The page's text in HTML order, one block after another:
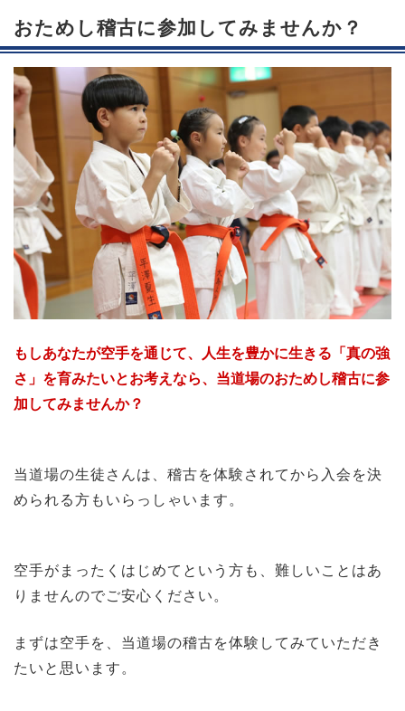
おためし稽古に参加してみませんか？
もしあなたが空手を通じて、人生を豊かに生きる「真の強
さ」を育みたいとお考えなら、当道場のおためし稽古に参
加してみませんか？
当道場の生徒さんは、稽古を体験されてから入会を決
められる方もいらっしゃいます。
空手がまったくはじめてという方も、難しいことはあ
りませんのでご安心ください。
まずは空手を、当道場の稽古を体験してみていただき
たいと思います。